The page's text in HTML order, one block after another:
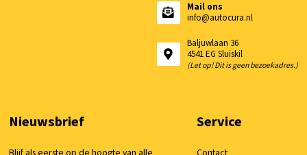
Mail ons
info@autocura.nl
Baljuwlaan 36
4541 EG Sluiskil
(Let op! Dit is geen bezoekadres.)
Nieuwsbrief
Blijf als eerste op de hoogte van alle
Service
Contact